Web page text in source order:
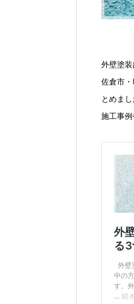
外壁塗
佐倉市
とめまし
施工事